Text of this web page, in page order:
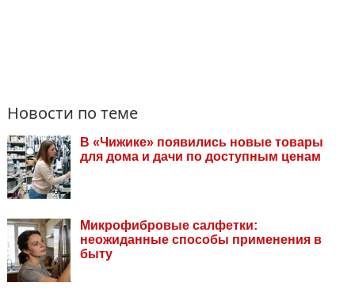
Новости по теме
В «Чижике» появились новые товары
для дома и дачи по доступным ценам
Микрофибровые салфетки:
неожиданные способы применения в
быту